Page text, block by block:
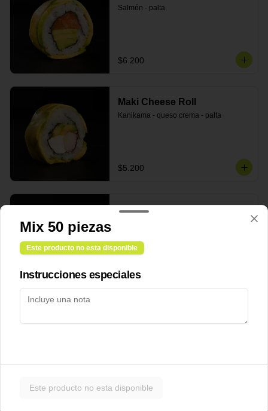
Salmón - palta
$6.200
Maki Cheese Roll
Kanikama - queso crema - palta
$5.200
Cheese Roll
$5.200
$5.800
Mix 50 piezas
Este producto no esta disponible
Instrucciones especiales
Este producto no esta disponible